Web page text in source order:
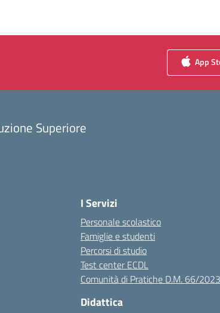
App
Superiore
I Servizi
Personale scolastico
Famiglie e studenti
Percorsi di studio
Test center ECDL
Comunità di Pratiche D.M. 66/2023
Didattica